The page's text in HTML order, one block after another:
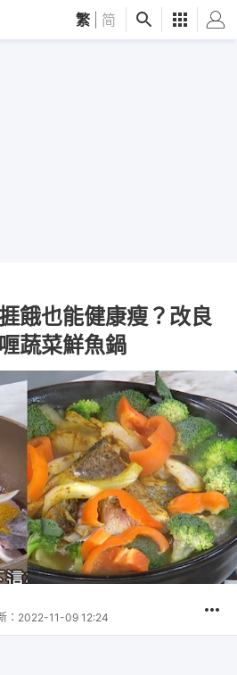
繁 简
餓也能健康瘦？改良
蔬菜鮮魚鍋
： 2022-11-09 12:24